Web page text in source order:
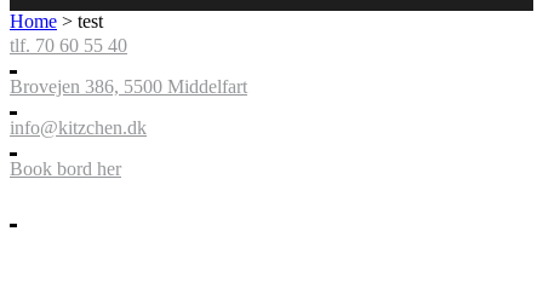
Home > test
tlf. 70 60 55 40
Brovejen 386, 5500 Middelfart
info@kitzchen.dk
Book bord her